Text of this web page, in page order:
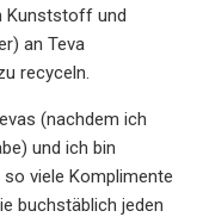
Kunststoff und
an Teva
recyceln.
(nachdem ich
und ich bin
so viele Komplimente
buchstäblich jeden